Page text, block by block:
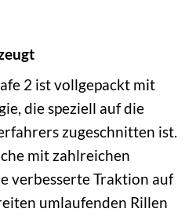
2 ist vollgepackt mit
die speziell auf die
zugeschnitten ist.
mit zahlreichen
verbesserte Traktion auf
umlaufenden Rillen